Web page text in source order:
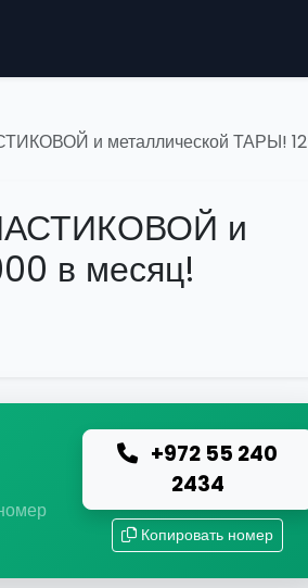
и металлической ТАРЫ!
и
в месяц!
+972 55 240
2434
Копировать номер